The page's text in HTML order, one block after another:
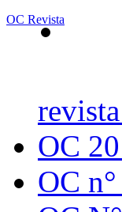
OC Revista
OC
OC